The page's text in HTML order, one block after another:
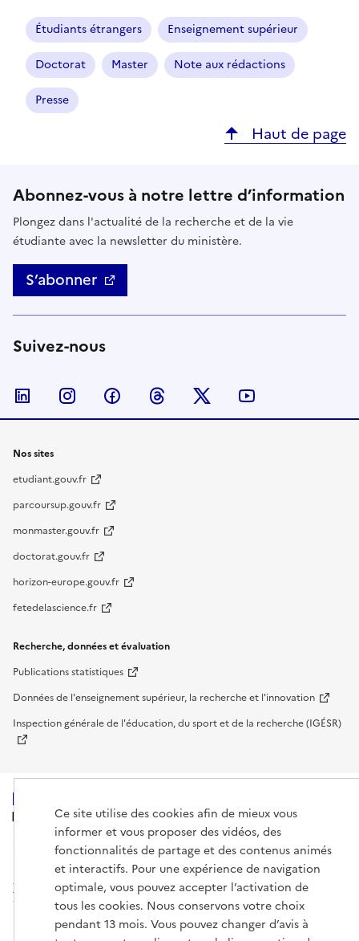
Étudiants étrangers Enseignement supérieur
Doctorat Master Note aux rédactions
Presse
Haut de page
Abonnez-vous à notre lettre d’information
Plongez dans l'actualité de la recherche et de la vie
étudiante avec la newsletter du ministère.
S’abonner
Suivez-nous
Nous suivre sur LinkedIn
Nous suivre sur Instagram
Nous suivre sur Facebook
Nous suivre sur Threads
Nous suivre sur Twitter
Nos sites
etudiant.gouv.fr
parcoursup.gouv.fr
monmaster.gouv.fr
doctorat.gouv.fr
horizon-europe.gouv.fr
fetedelascience.fr
Recherche, données et évaluation
Publications statistiques
Données de l'enseignement supérieur, la recherche et l'innovation
Inspection générale de l'éducation, du sport et de la recherche (IGÉSR)
MINISTÈRE
DE L'ENSEIGNEMENT
SUPÉRIEUR,
DE LA RECHERCHE
ET DE L'ESPACE
Ce site utilise des cookies afin de mieux vous
informer et vous proposer des vidéos, des
fonctionnalités de partage et des contenus animés
et interactifs. Pour une expérience de navigation
optimale, vous pouvez accepter l’activation de
tous les cookies. Nous conservons votre choix
pendant 13 mois. Vous pouvez changer d’avis à